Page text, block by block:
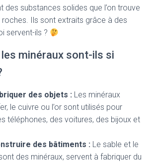
des substances solides que l’on trouve
roches. Ils sont extraits grâce à des
servent-ils ?
minéraux sont-ils si
des objets : Les minéraux
le cuivre ou l’or sont utilisés pour
téléphones, des voitures, des bijoux et
des bâtiments : Le sable et le
des minéraux, servent à fabriquer du